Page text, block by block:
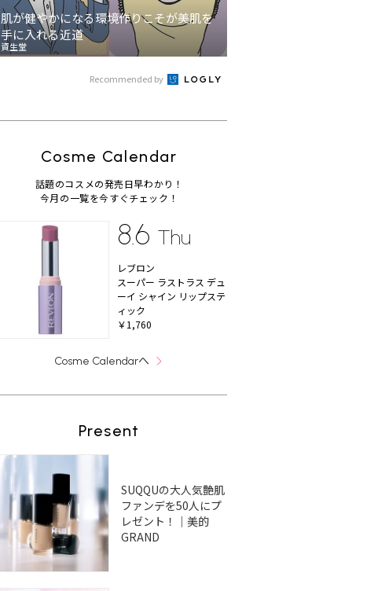
肌が健やかになる環境作りこそが美肌を
手に入れる近道
資生堂
Recommended by
Cosme Calendar
話題のコスメの発売日早わかり！
今月の一覧を今すぐチェック！
8.6 Thu
レブロン
スーパー ラストラス デュ
ーイ シャイン リップステ
ィック
￥1,760
Cosme Calendarへ
Present
SUQQUの大人気艶肌
ファンデを50人にプ
レゼント！｜美的
GRAND